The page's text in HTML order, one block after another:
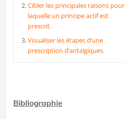
Cibler les principales raisons pour
laquelle un principe actif est
prescrit.
Visualiser les étapes d’une
prescription d’antalgiques.
Bibliographie